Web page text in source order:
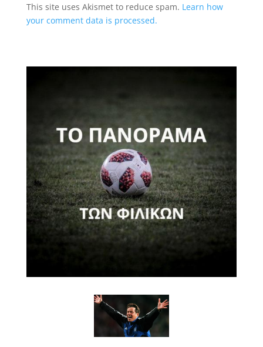
This site uses Akismet to reduce spam. Learn how
your comment data is processed.